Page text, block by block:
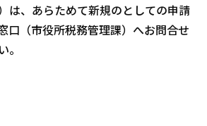
は、あらためて新規のとしての申請
口（市役所税務管理課）へお問合せ